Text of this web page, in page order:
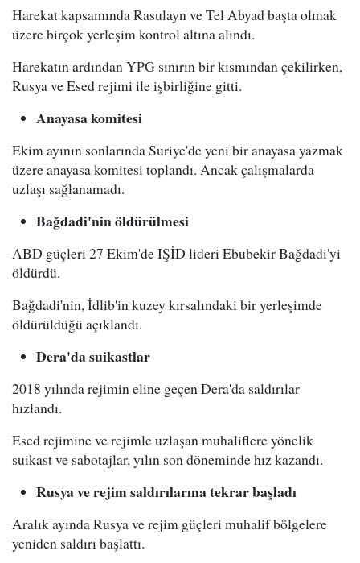
Harekat kapsamında Rasulayn ve Tel Abyad başta olmak
üzere birçok yerleşim kontrol altına alındı.
Harekatın ardından YPG sınırın bir kısmından çekilirken,
Rusya ve Esed rejimi ile işbirliğine gitti.
Anayasa komitesi
Ekim ayının sonlarında Suriye'de yeni bir anayasa yazmak
üzere anayasa komitesi toplandı. Ancak çalışmalarda
uzlaşı sağlanamadı.
Bağdadi'nin öldürülmesi
ABD güçleri 27 Ekim'de IŞİD lideri Ebubekir Bağdadi'yi
öldürdü.
Bağdadi'nin, İdlib'in kuzey kırsalındaki bir yerleşimde
öldürüldüğü açıklandı.
Dera'da suikastlar
2018 yılında rejimin eline geçen Dera'da saldırılar
hızlandı.
Esed rejimine ve rejimle uzlaşan muhaliflere yönelik
suikast ve sabotajlar, yılın son döneminde hız kazandı.
Rusya ve rejim saldırılarına tekrar başladı
Aralık ayında Rusya ve rejim güçleri muhalif bölgelere
yeniden saldırı başlattı.